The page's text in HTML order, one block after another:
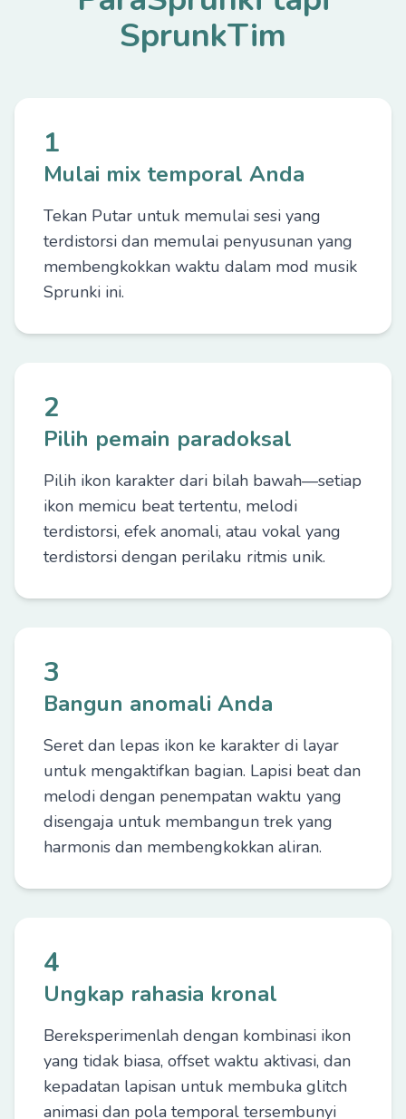
SprunkTim
1
Mulai mix temporal Anda
Tekan Putar untuk memulai sesi yang
terdistorsi dan memulai penyusunan yang
membengkokkan waktu dalam mod musik
Sprunki ini.
2
Pilih pemain paradoksal
Pilih ikon karakter dari bilah bawah—setiap
ikon memicu beat tertentu, melodi
terdistorsi, efek anomali, atau vokal yang
terdistorsi dengan perilaku ritmis unik.
3
Bangun anomali Anda
Seret dan lepas ikon ke karakter di layar
untuk mengaktifkan bagian. Lapisi beat dan
melodi dengan penempatan waktu yang
disengaja untuk membangun trek yang
harmonis dan membengkokkan aliran.
4
Ungkap rahasia kronal
Bereksperimenlah dengan kombinasi ikon
yang tidak biasa, offset waktu aktivasi, dan
kepadatan lapisan untuk membuka glitch
animasi dan pola temporal tersembunyi